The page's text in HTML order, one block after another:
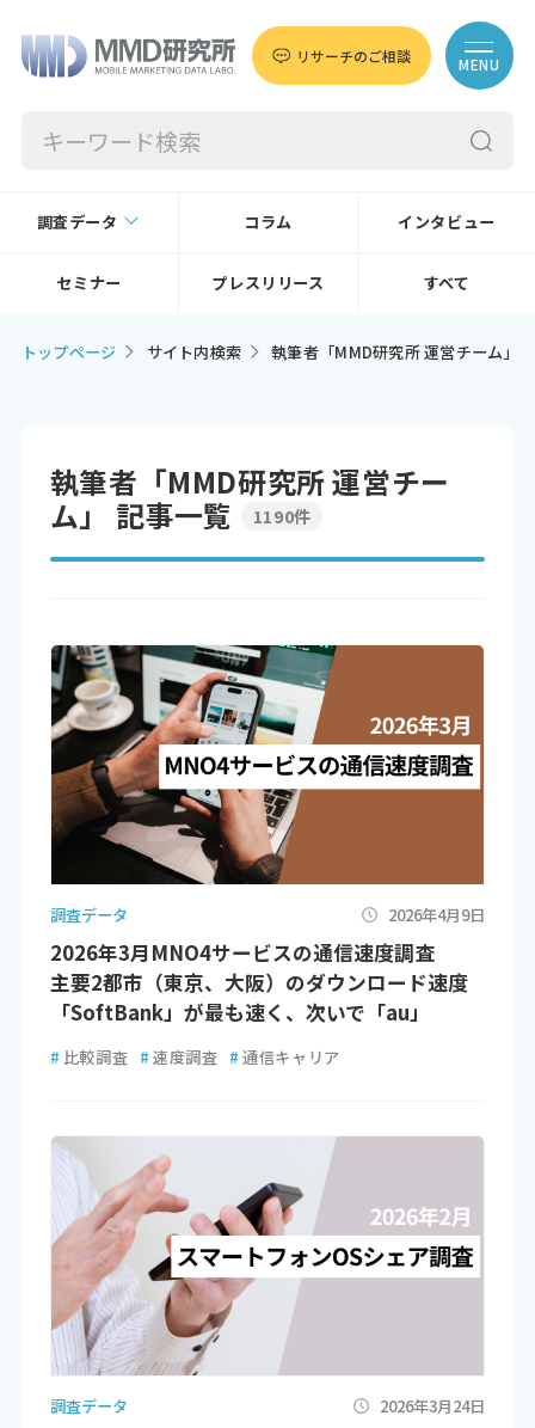
リサーチのご相談 MENU
調査データ コラム インタビュー
セミナー プレスリリース すべて
トップページ サイト内検索 執筆者「MMD研究所 運営チーム」
執筆者「MMD研究所 運営チー
ム」 記事一覧
1190件
調査データ 2026年4月9日
2026年3月MNO4サービスの通信速度調査
主要2都市（東京、大阪）のダウンロード速度
「SoftBank」が最も速く、次いで「au」
# 比較調査 # 速度調査 # 通信キャリア
調査データ 2026年3月24日